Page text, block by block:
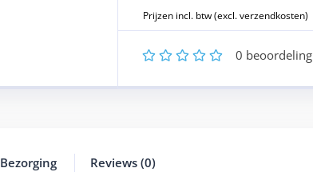
5
4
3
2 0 beoordeling
Bezorging Reviews (0)